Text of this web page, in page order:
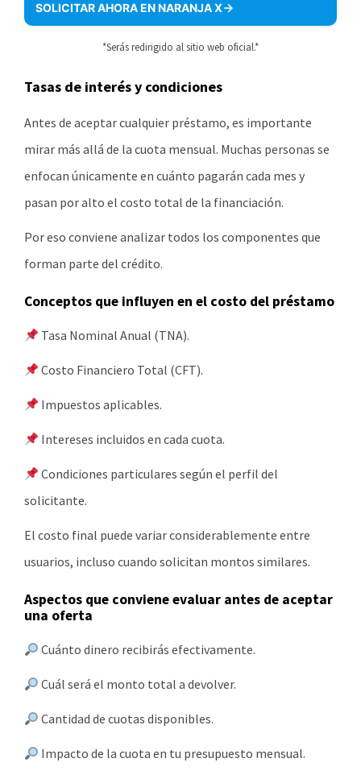
SOLICITAR AHORA EN NARANJA X
*Serás redirigido al sitio web oficial.*
Tasas de interés y condiciones
Antes de aceptar cualquier préstamo, es importante
mirar más allá de la cuota mensual. Muchas personas se
enfocan únicamente en cuánto pagarán cada mes y
pasan por alto el costo total de la financiación.
Por eso conviene analizar todos los componentes que
forman parte del crédito.
Conceptos que influyen en el costo del préstamo
Tasa Nominal Anual (TNA).
Costo Financiero Total (CFT).
Impuestos aplicables.
Intereses incluidos en cada cuota.
Condiciones particulares según el perfil del
solicitante.
El costo final puede variar considerablemente entre
usuarios, incluso cuando solicitan montos similares.
Aspectos que conviene evaluar antes de aceptar
una oferta
Cuánto dinero recibirás efectivamente.
Cuál será el monto total a devolver.
Cantidad de cuotas disponibles.
Impacto de la cuota en tu presupuesto mensual.